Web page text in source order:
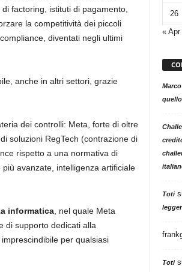
factoring, istituti di pagamento,
la competitività dei piccoli
diventati negli ultimi
anche in altri settori, grazie
dei controlli: Meta, forte di oltre
soluzioni RegTech (contrazione di
rispetto a una normativa di
avanzate, intelligenza artificiale
informatica, nel quale Meta
di supporto dedicati alla
per qualsiasi
26
« Apr
Toti
Toti